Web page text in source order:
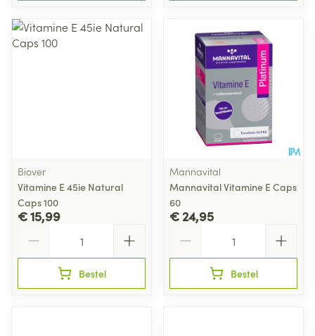
Biover
Vitamine E 45ie Natural
Caps 100
€ 15,99
Bestel
Mannavital
Mannavital Vitamine E Caps
60
€ 24,95
Bestel